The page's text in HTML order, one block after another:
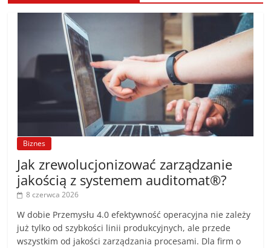
Biznes
Jak zrewolucjonizować zarządzanie
jakością z systemem auditomat®?
8 czerwca 2026
W dobie Przemysłu 4.0 efektywność operacyjna nie zależy
już tylko od szybkości linii produkcyjnych, ale przede
wszystkim od jakości zarządzania procesami. Dla firm o